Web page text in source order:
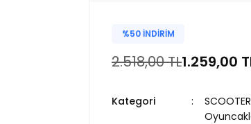
%50 İNDİRİM
2.518,00 TL1.259,00
Kategori